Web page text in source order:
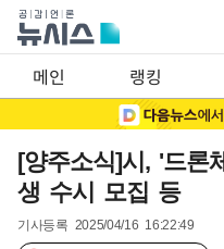
메인 랭킹
[양주소식]시, '드론
생 수시 모집 등
기사등록 2025/04/16 16:22:49